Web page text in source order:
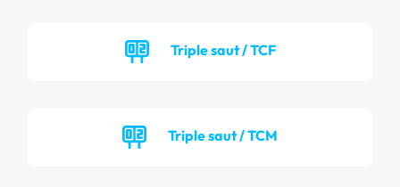
Triple saut / TCF
Triple saut / TCM